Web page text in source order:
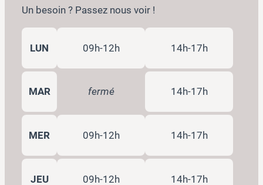
Un besoin ? Passez nous voir !
LUN 09h-12h 14h-17h
MAR fermé 14h-17h
MER 09h-12h 14h-17h
JEU 09h-12h 14h-17h